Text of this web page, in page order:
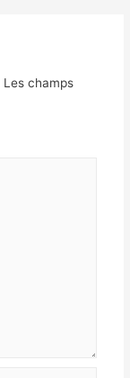
Les champs